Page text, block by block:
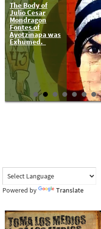
The Body of
Julio Cesar
Mondragon
Fontes of
Ayotzinapa was
Exhumed.
Powered by Translate